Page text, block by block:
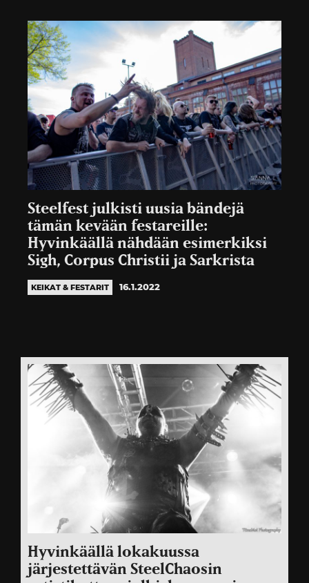
Steelfest julkisti uusia bändejä
tämän kevään festareille:
Hyvinkäällä nähdään esimerkiksi
Sigh, Corpus Christii ja Sarkrista
KEIKAT & FESTARIT 16.1.2022
Hyvinkäällä lokakuussa
järjestettävän SteelChaosin